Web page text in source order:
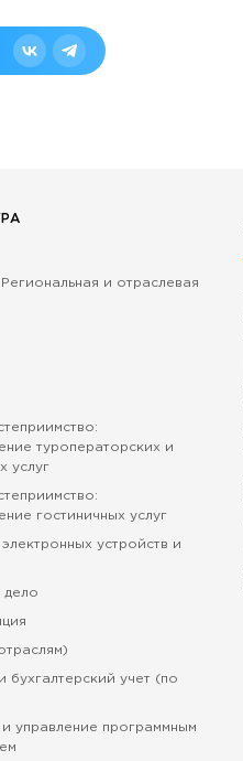
и отраслевая
туроператорских и
услуг
гостиничных услуг
устройств и
дело
бухгалтерский учет (по
и управление программным